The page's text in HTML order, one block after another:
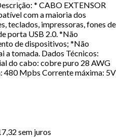
* CABO EXTENSOR
com a maioria dos
teclados, impressoras, fones de
porta USB 2.0. *Não
de dispositivos; *Não
a tomada. Dados Técnicos:
do cabo: cobre puro 28 AWG
480 Mpbs Corrente máxima: 5V
sem juros